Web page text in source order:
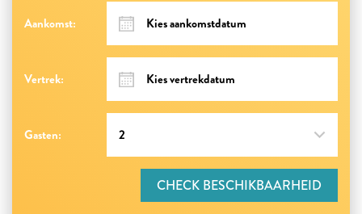
Aankomst:
Vertrek:
Gasten:
CHECK BESCHIKBAARHEID